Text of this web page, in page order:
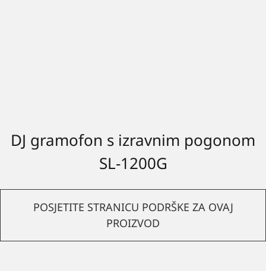
DJ gramofon s izravnim pogonom
SL-1200G
POSJETITE STRANICU PODRŠKE ZA OVAJ
PROIZVOD